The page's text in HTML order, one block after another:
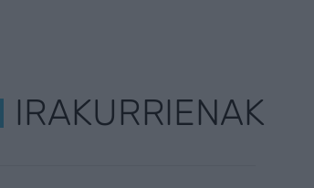
IRAKURRIENAK